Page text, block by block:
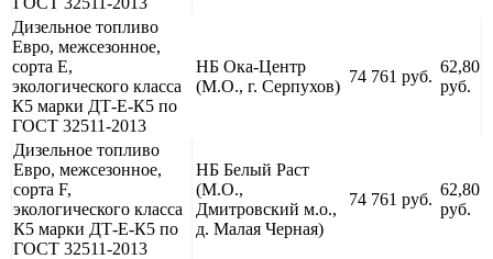
Дизельное топливо
Евро, межсезонное,
сорта Е,
экологического класса
К5 марки ДТ-Е-К5 по
ГОСТ 32511-2013
НБ Ока-Центр
(М.О., г. Серпухов)
74 761 руб.
62,80
руб.
Дизельное топливо
Евро, межсезонное,
сорта F,
экологического класса
К5 марки ДТ-Е-К5 по
ГОСТ 32511-2013
НБ Белый Раст
(М.О.,
Дмитровский м.о.,
д. Малая Черная)
74 761 руб.
62,80
руб.